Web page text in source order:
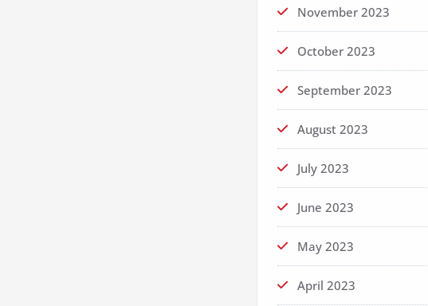
November 2023
October 2023
September 2023
August 2023
July 2023
June 2023
May 2023
April 2023